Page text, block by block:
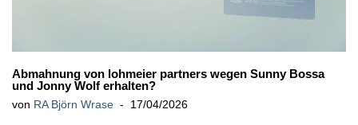
Abmahnung von lohmeier partners wegen Sunny Bossa
und Jonny Wolf erhalten?
von RA Björn Wrase 17/04/2026